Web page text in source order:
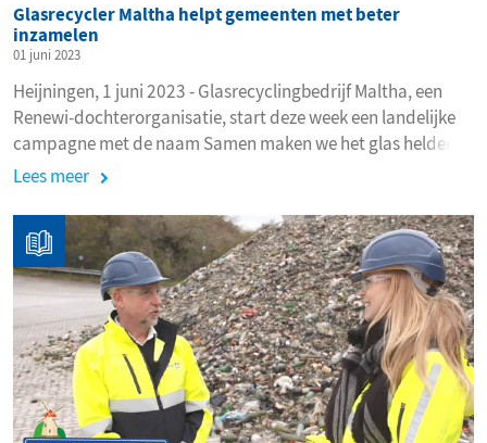
Glasrecycler Maltha helpt gemeenten met beter
inzamelen
01 juni 2023
Heijningen, 1 juni 2023 - Glasrecyclingbedrijf Maltha, een
Renewi-dochterorganisatie, start deze week een landelijke
campagne met de naam Samen maken we het glas helder.
Lees meer